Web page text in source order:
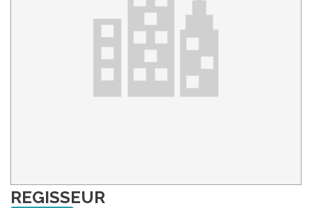
REGISSEUR